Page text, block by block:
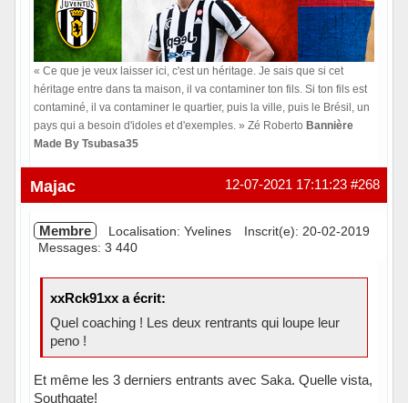
« Ce que je veux laisser ici, c'est un héritage. Je sais que si cet
héritage entre dans ta maison, il va contaminer ton fils. Si ton fils est
contaminé, il va contaminer le quartier, puis la ville, puis le Brésil, un
pays qui a besoin d'idoles et d'exemples. » Zé Roberto Bannière
Made By Tsubasa35
Hors ligne #268
12-07-2021 17:11:23
Majac
Membre Localisation: Yvelines
Inscrit(e): 20-02-2019
Messages: 3 440
xxRck91xx a écrit:
Quel coaching ! Les deux rentrants qui loupe leur
peno !
Et même les 3 derniers entrants avec Saka. Quelle vista,
Southgate!